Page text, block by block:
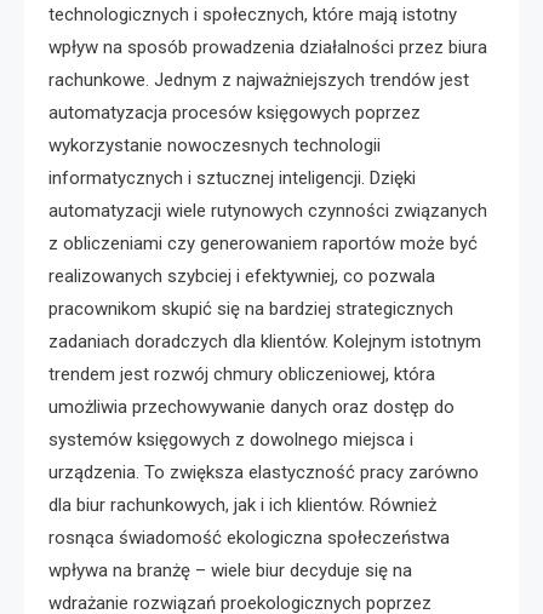
technologicznych i społecznych, które mają istotny
wpływ na sposób prowadzenia działalności przez biura
rachunkowe. Jednym z najważniejszych trendów jest
automatyzacja procesów księgowych poprzez
wykorzystanie nowoczesnych technologii
informatycznych i sztucznej inteligencji. Dzięki
automatyzacji wiele rutynowych czynności związanych
z obliczeniami czy generowaniem raportów może być
realizowanych szybciej i efektywniej, co pozwala
pracownikom skupić się na bardziej strategicznych
zadaniach doradczych dla klientów. Kolejnym istotnym
trendem jest rozwój chmury obliczeniowej, która
umożliwia przechowywanie danych oraz dostęp do
systemów księgowych z dowolnego miejsca i
urządzenia. To zwiększa elastyczność pracy zarówno
dla biur rachunkowych, jak i ich klientów. Również
rosnąca świadomość ekologiczna społeczeństwa
wpływa na branżę – wiele biur decyduje się na
wdrażanie rozwiązań proekologicznych poprzez